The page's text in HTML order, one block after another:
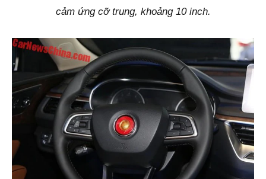
cảm ứng cỡ trung, khoảng 10 inch.